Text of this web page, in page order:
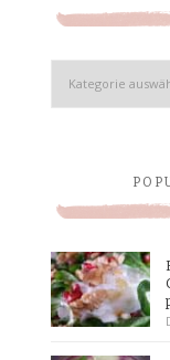
Kategorien